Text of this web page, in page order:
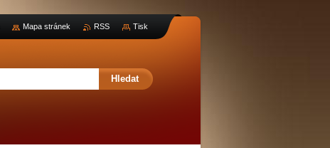
Mapa stránek RSS Tisk